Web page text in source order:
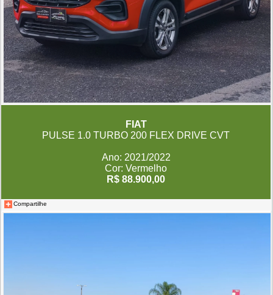
FIAT
PULSE 1.0 TURBO 200 FLEX DRIVE CVT
Ano: 2021/2022
Cor: Vermelho
R$ 88.900,00
Compartilhe